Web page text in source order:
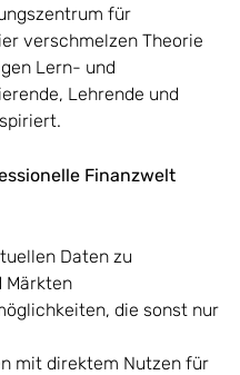
für
verschmelzen Theorie
Lern- und
Lehrende und
Finanzwelt
Daten zu
Märkten
die sonst nur
mit direktem Nutzen für